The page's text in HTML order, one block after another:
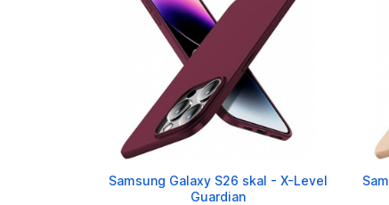
Samsung Galaxy S26 skal - X-Level
Guardian